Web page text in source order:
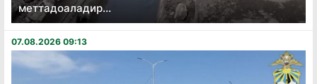
меттадоаладир...
07.08.2026 09:13